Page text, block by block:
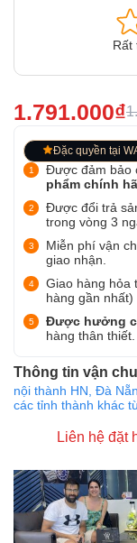
Rất
1.791.000₫
Đặc quyền tại
Được đảm bảo
phẩm chính
Được đổi trả
trong vòng 3
Miễn phí vận
giao nhận.
Giao hàng hỏa
hàng gần nhất)
Được hưởng
hàng thân thiết.
Thông tin vận
nội thành HN, Đà
các tỉnh thành khác
Liên hệ đặt